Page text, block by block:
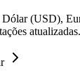
Dólar (USD),
atualizadas.